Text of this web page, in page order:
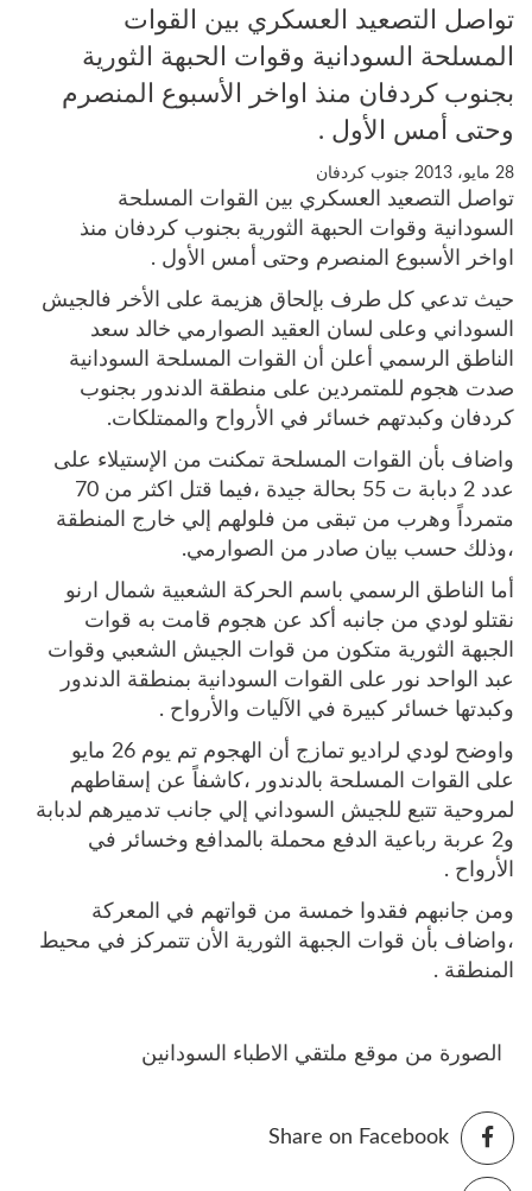
تواصل التصعيد العسكري بين القوات
المسلحة السودانية وقوات الحبهة الثورية
بجنوب كردفان منذ اواخر الأسبوع المنصرم
وحتى أمس الأول .
28 مايو، 2013 جنوب كردفان
تواصل التصعيد العسكري بين القوات المسلحة
السودانية وقوات الحبهة الثورية بجنوب كردفان منذ
اواخر الأسبوع المنصرم وحتى أمس الأول .
حيث تدعي كل طرف بإلحاق هزيمة على الأخر فالجيش
السوداني وعلى لسان العقيد الصوارمي خالد سعد
الناطق الرسمي أعلن أن القوات المسلحة السودانية
صدت هجوم للمتمردين على منطقة الدندور بجنوب
كردفان وكبدتهم خسائر في الأرواح والممتلكات.
واضاف بأن القوات المسلحة تمكنت من الإستيلاء على
عدد 2 دبابة ت 55 بحالة جيدة ،فيما قتل اكثر من 70
متمرداً وهرب من تبقى من فلولهم إلي خارج المنطقة
،وذلك حسب بيان صادر من الصوارمي.
أما الناطق الرسمي باسم الحركة الشعبية شمال ارنو
نقتلو لودي من جانبه أكد عن هجوم قامت به قوات
الجبهة الثورية متكون من قوات الجيش الشعبي وقوات
عبد الواحد نور على القوات السودانية بمنطقة الدندور
وكبدتها خسائر كبيرة في الآليات والأرواح .
واوضح لودي لراديو تمازج أن الهجوم تم يوم 26 مايو
على القوات المسلحة بالدندور ،كاشفاً عن إسقاطهم
لمروحية تتبع للجيش السوداني إلي جانب تدميرهم لدبابة
و2 عربة رباعية الدفع محملة بالمدافع وخسائر في
الأرواح .
ومن جانبهم فقدوا خمسة من قواتهم في المعركة
،واضاف بأن قوات الجبهة الثورية الأن تتمركز في محيط
المنطقة .
الصورة من موقع ملتقي الاطباء السودانين
Share on Facebook